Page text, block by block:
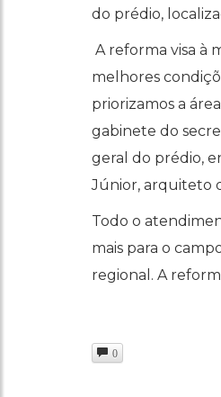
do prédio,
A reforma visa à
melhores
priorizamos a
gabinete do
geral do prédio,
Júnior, arquiteto
Todo o
mais para o
regional. A
0